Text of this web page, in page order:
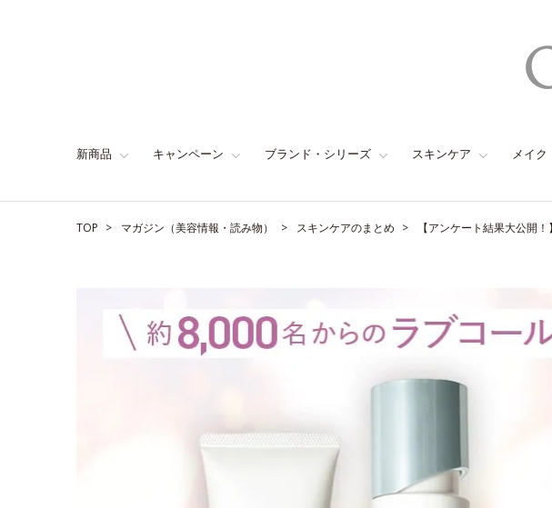
新商品 キャンペーン ブランド・シリーズ スキンケア メイク
TOP マガジン（美容情報・読み物） スキンケアのまとめ 【アンケート結果大公開